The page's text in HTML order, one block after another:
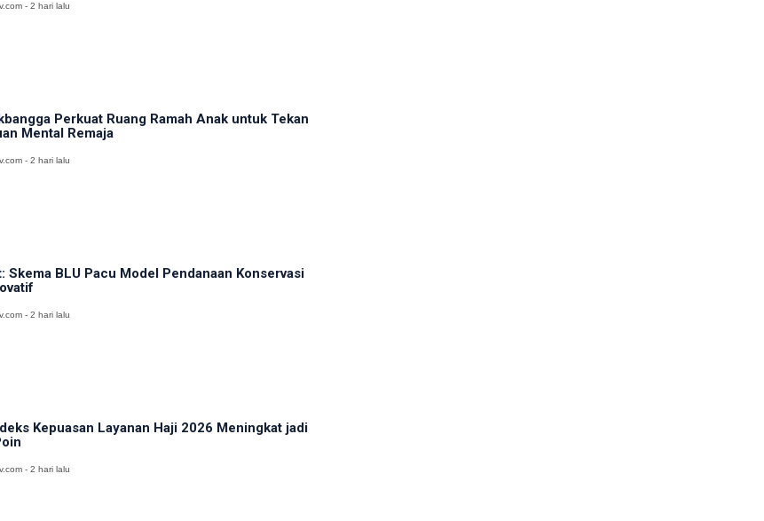
- 2 hari lalu
Perkuat Ruang Ramah Anak untuk Tekan
Mental Remaja
- 2 hari lalu
Skema BLU Pacu Model Pendanaan Konservasi
- 2 hari lalu
Kepuasan Layanan Haji 2026 Meningkat jadi
- 2 hari lalu